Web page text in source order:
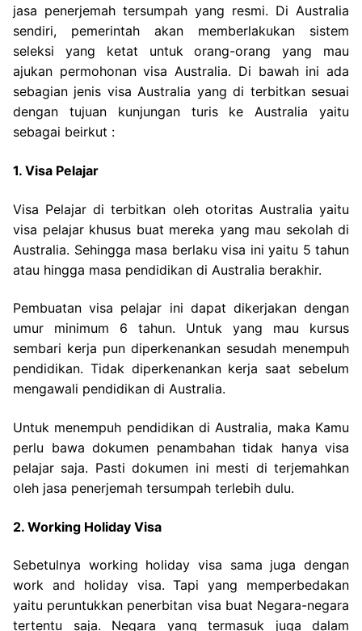
jasa penerjemah tersumpah yang resmi. Di Australia
sendiri, pemerintah akan memberlakukan sistem
seleksi yang ketat untuk orang-orang yang mau
ajukan permohonan visa Australia. Di bawah ini ada
sebagian jenis visa Australia yang di terbitkan sesuai
dengan tujuan kunjungan turis ke Australia yaitu
sebagai beirkut :
1. Visa Pelajar
Visa Pelajar di terbitkan oleh otoritas Australia yaitu
visa pelajar khusus buat mereka yang mau sekolah di
Australia. Sehingga masa berlaku visa ini yaitu 5 tahun
atau hingga masa pendidikan di Australia berakhir.
Pembuatan visa pelajar ini dapat dikerjakan dengan
umur minimum 6 tahun. Untuk yang mau kursus
sembari kerja pun diperkenankan sesudah menempuh
pendidikan. Tidak diperkenankan kerja saat sebelum
mengawali pendidikan di Australia.
Untuk menempuh pendidikan di Australia, maka Kamu
perlu bawa dokumen penambahan tidak hanya visa
pelajar saja. Pasti dokumen ini mesti di terjemahkan
oleh jasa penerjemah tersumpah terlebih dulu.
2. Working Holiday Visa
Sebetulnya working holiday visa sama juga dengan
work and holiday visa. Tapi yang memperbedakan
yaitu peruntukkan penerbitan visa buat Negara-negara
tertentu saja. Negara yang termasuk juga dalam